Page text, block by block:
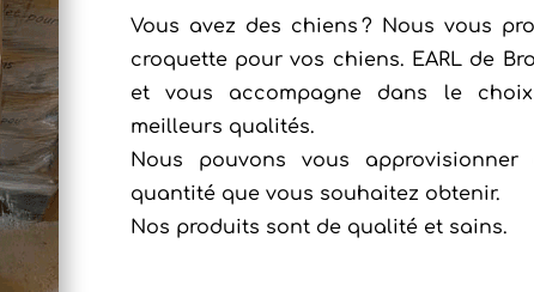
Vous avez des chiens ? Nous vous
croquette pour vos chiens. EARL de
et vous accompagne dans le
meilleurs qualités.
Nous pouvons vous
quantité que vous souhaitez obtenir.
Nos produits sont de qualité et sains.